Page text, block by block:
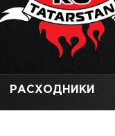
РАСХОДНИКИ